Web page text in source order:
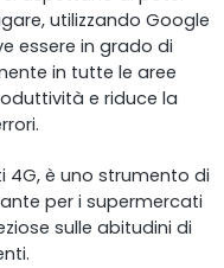
in uplink.
utilizzando Google
essere in grado di
in tutte le aree
e riduce la
4G, è uno strumento di
per i supermercati
sulle abitudini di